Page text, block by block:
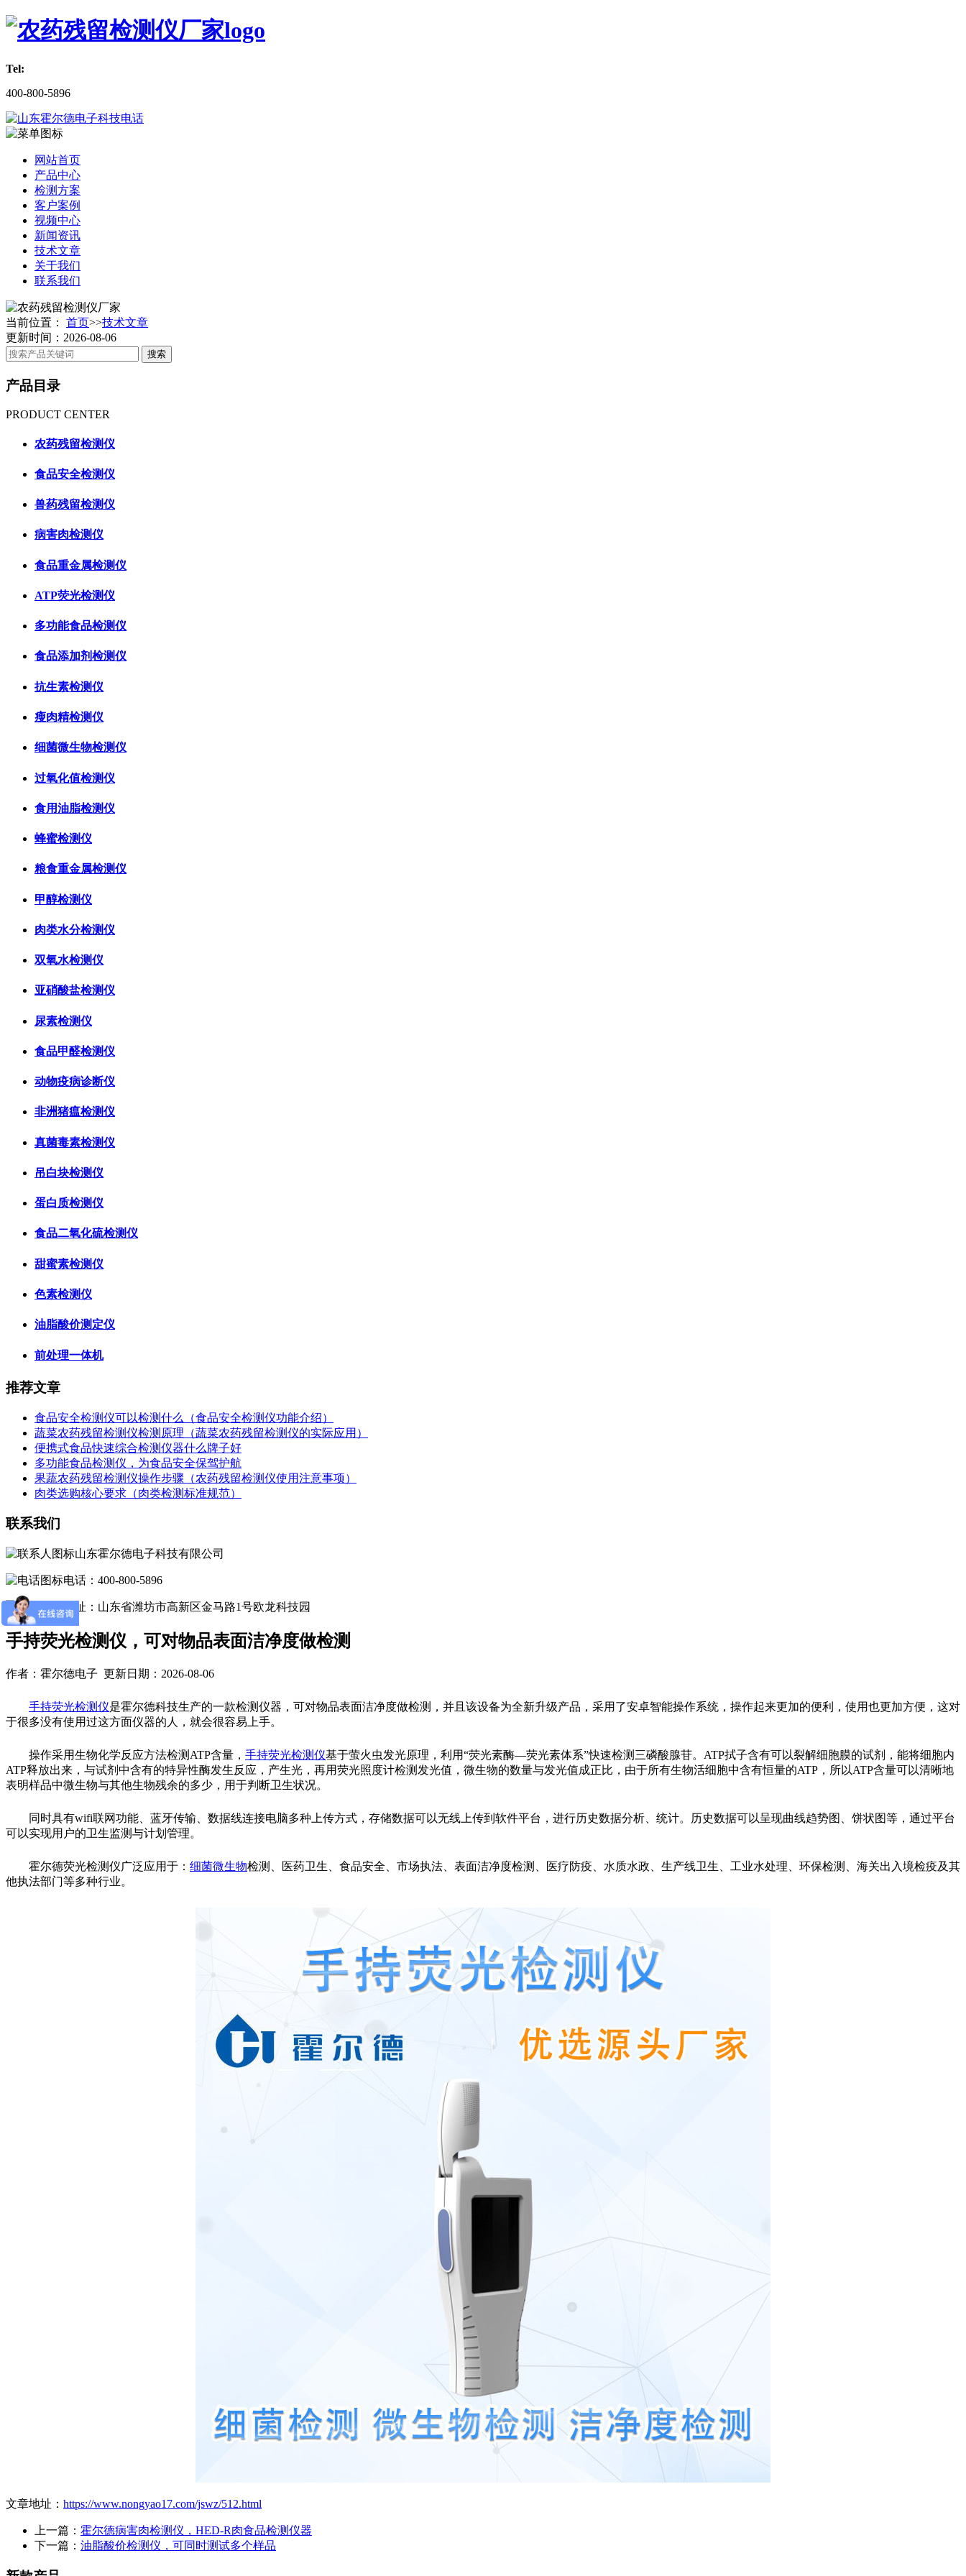
Tel:
400-800-5896
网站首页
产品中心
检测方案
客户案例
视频中心
新闻资讯
技术文章
关于我们
联系我们
当前位置： 首页>>技术文章
更新时间：2026-08-06
产品目录
PRODUCT CENTER
农药残留检测仪
食品安全检测仪
兽药残留检测仪
病害肉检测仪
食品重金属检测仪
ATP荧光检测仪
多功能食品检测仪
食品添加剂检测仪
抗生素检测仪
瘦肉精检测仪
细菌微生物检测仪
过氧化值检测仪
食用油脂检测仪
蜂蜜检测仪
粮食重金属检测仪
甲醇检测仪
肉类水分检测仪
双氧水检测仪
亚硝酸盐检测仪
尿素检测仪
食品甲醛检测仪
动物疫病诊断仪
非洲猪瘟检测仪
真菌毒素检测仪
吊白块检测仪
蛋白质检测仪
食品二氧化硫检测仪
甜蜜素检测仪
色素检测仪
油脂酸价测定仪
前处理一体机
推荐文章
食品安全检测仪可以检测什么（食品安全检测仪功能介绍）
蔬菜农药残留检测仪检测原理（蔬菜农药残留检测仪的实际应用）
便携式食品快速综合检测仪器什么牌子好
多功能食品检测仪，为食品安全保驾护航
果蔬农药残留检测仪操作步骤（农药残留检测仪使用注意事项）
肉类选购核心要求（肉类检测标准规范）
联系我们
山东霍尔德电子科技有限公司
电话：400-800-5896
地址：山东省潍坊市高新区金马路1号欧龙科技园
手持荧光检测仪，可对物品表面洁净度做检测
作者：霍尔德电子 更新日期：2026-08-06
手持荧光检测仪是霍尔德科技生产的一款检测仪器，可对物品表面洁净度做检测，并且该设备为全新升级产品，采用了安卓智能操作系统，操作起来更加的便利，使用也更加方便，这对
于很多没有使用过这方面仪器的人，就会很容易上手。
操作采用生物化学反应方法检测ATP含量， 手持荧光检测仪基于萤火虫发光原理，利用“荧光素酶—荧光素体系”快速检测三磷酸腺苷。ATP拭子含有可以裂解细胞膜的试剂，能将细胞内
ATP释放出来，与试剂中含有的特异性酶发生反应，产生光，再用荧光照度计检测发光值，微生物的数量与发光值成正比，由于所有生物活细胞中含有恒量的ATP，所以ATP含量可以清晰地
表明样品中微生物与其他生物残余的多少，用于判断卫生状况。
同时具有wifi联网功能、蓝牙传输、数据线连接电脑多种上传方式，存储数据可以无线上传到软件平台，进行历史数据分析、统计。历史数据可以呈现曲线趋势图、饼状图等，通过平台
可以实现用户的卫生监测与计划管理。
霍尔德荧光检测仪广泛应用于： 细菌微生物检测、医药卫生、食品安全、市场执法、表面洁净度检测、医疗防疫、水质水政、生产线卫生、工业水处理、环保检测、海关出入境检疫及其
他执法部门等多种行业。
文章地址： https://www.nongyao17.com/jswz/512.html
上一篇： 霍尔德病害肉检测仪，HED-R肉食品检测仪器
下一篇： 油脂酸价检测仪，可同时测试多个样品